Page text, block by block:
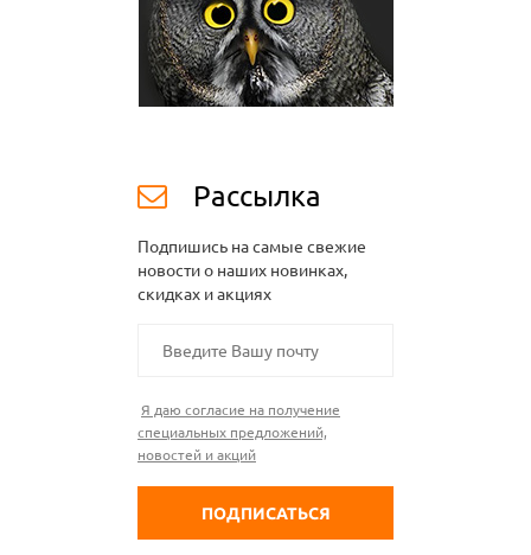
Рассылка
Подпишись на самые свежие
новости о наших новинках,
скидках и акциях
Я даю согласие на получение
специальных предложений,
новостей и акций